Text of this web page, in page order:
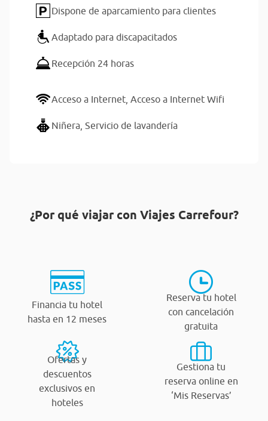
Dispone de aparcamiento para clientes
Adaptado para discapacitados
Recepción 24 horas
Acceso a Internet, Acceso a Internet Wifi
Niñera, Servicio de lavandería
¿Por qué viajar con Viajes Carrefour?
Financia tu hotel
hasta en 12 meses
Reserva tu hotel
con cancelación
gratuita
Ofertas y
descuentos
exclusivos en
hoteles
Gestiona tu
reserva online en
‘Mis Reservas’